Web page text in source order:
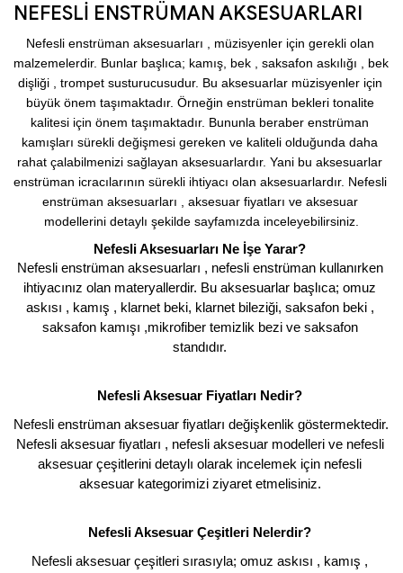
NEFESLİ ENSTRÜMAN AKSESUARLARI
Nefesli enstrüman aksesuarları , müzisyenler için gerekli olan
malzemelerdir. Bunlar başlıca; kamış, bek , saksafon askılığı , bek
dişliği , trompet susturucusudur. Bu aksesuarlar müzisyenler için
büyük önem taşımaktadır. Örneğin enstrüman bekleri tonalite
kalitesi için önem taşımaktadır. Bununla beraber enstrüman
kamışları sürekli değişmesi gereken ve kaliteli olduğunda daha
rahat çalabilmenizi sağlayan aksesuarlardır. Yani bu aksesuarlar
enstrüman icracılarının sürekli ihtiyacı olan aksesuarlardır. Nefesli
enstrüman aksesuarları , aksesuar fiyatları ve aksesuar
modellerini detaylı şekilde sayfamızda inceleyebilirsiniz.
Nefesli Aksesuarları Ne İşe Yarar?
Nefesli enstrüman aksesuarları , nefesli enstrüman kullanırken
ihtiyacınız olan materyallerdir. Bu aksesuarlar başlıca; omuz
askısı , kamış , klarnet beki, klarnet bileziği, saksafon beki ,
saksafon kamışı ,mikrofiber temizlik bezi ve saksafon
standıdır.
Nefesli Aksesuar Fiyatları Nedir?
Nefesli enstrüman aksesuar fiyatları değişkenlik göstermektedir.
Nefesli aksesuar fiyatları , nefesli aksesuar modelleri ve nefesli
aksesuar çeşitlerini detaylı olarak incelemek için nefesli
aksesuar kategorimizi ziyaret etmelisiniz.
Nefesli Aksesuar Çeşitleri Nelerdir?
Nefesli aksesuar çeşitleri sırasıyla; omuz askısı , kamış ,